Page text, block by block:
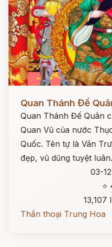
Quan Thánh Đế
Quan Thánh Đế Quân
Quan Vũ của nước
Quốc. Tên tự là Vân
đẹp, vũ dũng tuyệt luân.
03-
⭐
13,107
Thần thoại Trung Hoa